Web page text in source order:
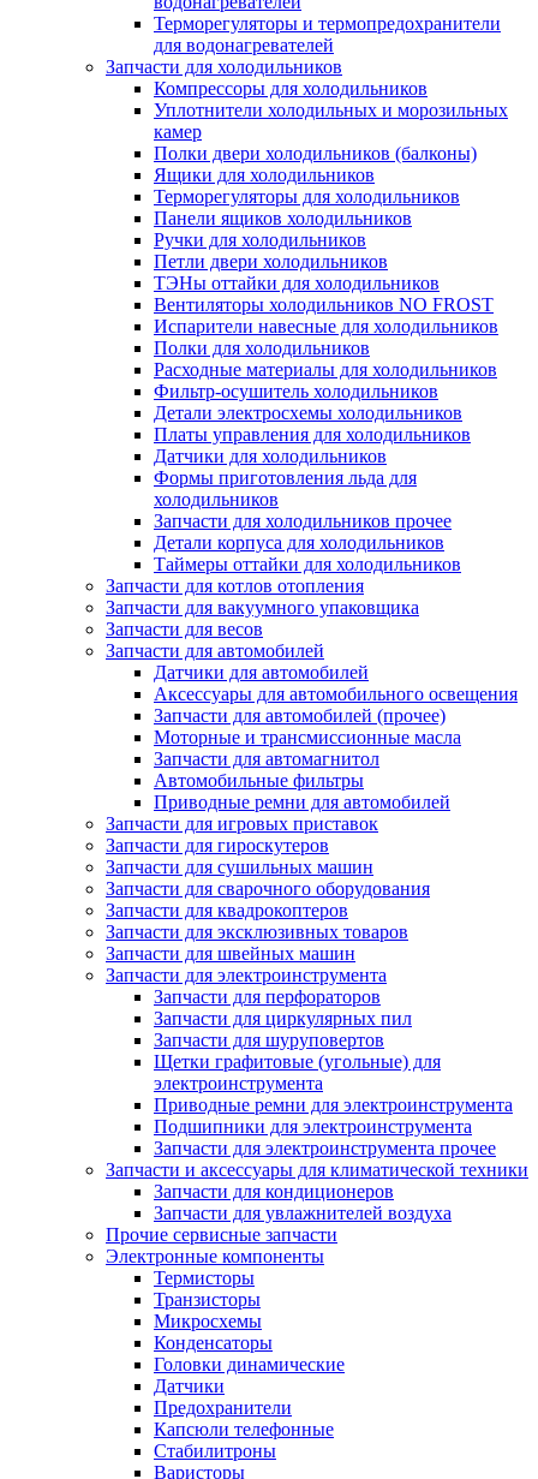
Терморегуляторы и термопредохранители
для водонагревателей
Запчасти для холодильников
Компрессоры для холодильников
Уплотнители холодильных и морозильных
камер
Полки двери холодильников (балконы)
Ящики для холодильников
Терморегуляторы для холодильников
Панели ящиков холодильников
Ручки для холодильников
Петли двери холодильников
ТЭНы оттайки для холодильников
Вентиляторы холодильников NO FROST
Испарители навесные для холодильников
Полки для холодильников
Расходные материалы для холодильников
Фильтр-осушитель холодильников
Детали электросхемы холодильников
Платы управления для холодильников
Датчики для холодильников
Формы приготовления льда для
холодильников
Запчасти для холодильников прочее
Детали корпуса для холодильников
Таймеры оттайки для холодильников
Запчасти для котлов отопления
Запчасти для вакуумного упаковщика
Запчасти для весов
Запчасти для автомобилей
Датчики для автомобилей
Аксессуары для автомобильного освещения
Запчасти для автомобилей (прочее)
Моторные и трансмиссионные масла
Запчасти для автомагнитол
Автомобильные фильтры
Приводные ремни для автомобилей
Запчасти для игровых приставок
Запчасти для гироскутеров
Запчасти для сушильных машин
Запчасти для сварочного оборудования
Запчасти для квадрокоптеров
Запчасти для эксклюзивных товаров
Запчасти для швейных машин
Запчасти для электроинструмента
Запчасти для перфораторов
Запчасти для циркулярных пил
Запчасти для шуруповертов
Щетки графитовые (угольные) для
электроинструмента
Приводные ремни для электроинструмента
Подшипники для электроинструмента
Запчасти для электроинструмента прочее
Запчасти и аксессуары для климатической техники
Запчасти для кондиционеров
Запчасти для увлажнителей воздуха
Прочие сервисные запчасти
Электронные компоненты
Термисторы
Транзисторы
Микросхемы
Конденсаторы
Головки динамические
Датчики
Предохранители
Капсюли телефонные
Стабилитроны
Варисторы